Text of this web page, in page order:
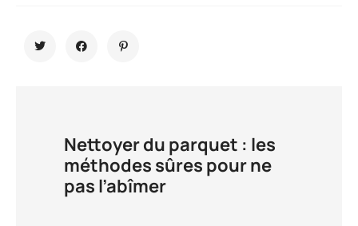
Nettoyer du parquet : les
méthodes sûres pour ne
pas l’abîmer